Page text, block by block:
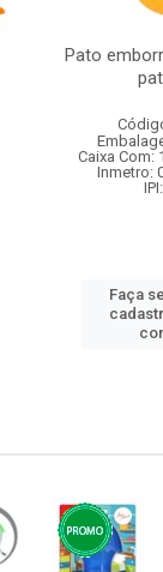
Pato
Caixa Com:
Inmetro:
Faça